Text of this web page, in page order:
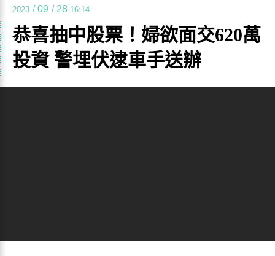
2023 / 09 / 28 16:14
恭喜抽中股票！婦欲面交620萬
投資 警埋伏逮車手送辦